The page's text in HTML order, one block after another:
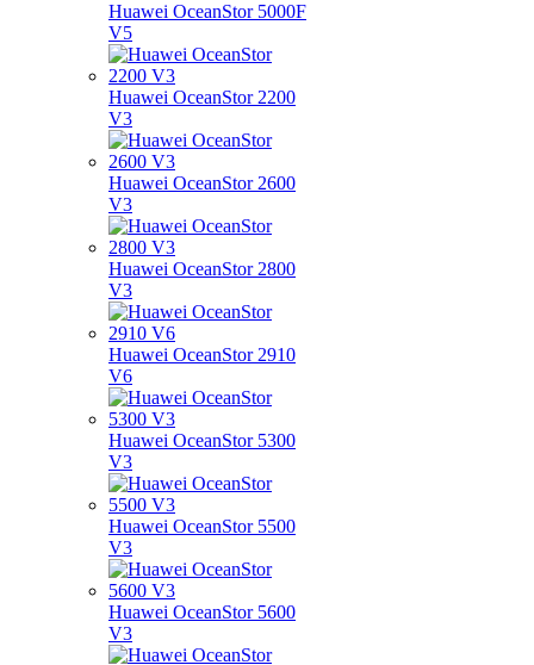
Huawei OceanStor 5000F
V5
Huawei OceanStor 2200
V3
Huawei OceanStor 2600
V3
Huawei OceanStor 2800
V3
Huawei OceanStor 2910
V6
Huawei OceanStor 5300
V3
Huawei OceanStor 5500
V3
Huawei OceanStor 5600
V3